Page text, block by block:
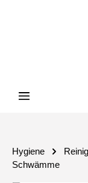
Zum Hauptinhalt
Hygiene
Schwämme